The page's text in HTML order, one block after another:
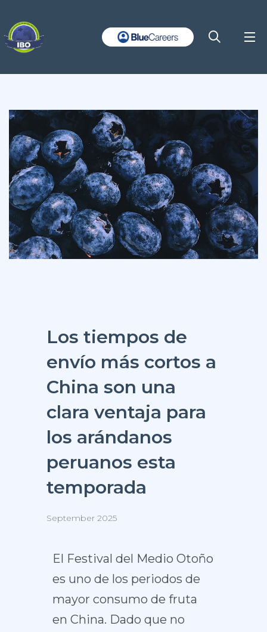
Los tiempos de
envío más cortos a
China son una
clara ventaja para
los arándanos
peruanos esta
temporada
September 2025
El Festival del Medio Otoño
es uno de los periodos de
mayor consumo de fruta
en China. Dado que no